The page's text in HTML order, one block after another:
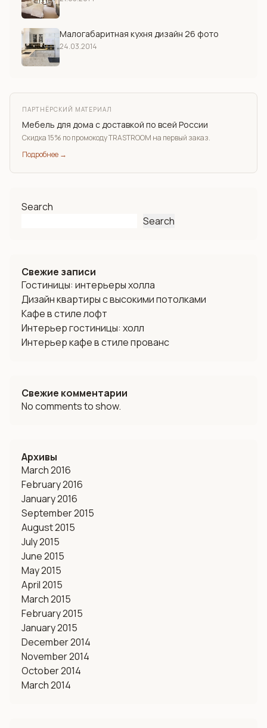
Малогабаритная кухня дизайн 26 фото
24.03.2014
ПАРТНЁРСКИЙ МАТЕРИАЛ
Мебель для дома с доставкой по всей России
Скидка 15% по промокоду TRASTROOM на первый заказ.
Подробнее →
Search
Search
Свежие записи
Гостиницы: интерьеры холла
Дизайн квартиры с высокими потолками
Кафе в стиле лофт
Интерьер гостиницы: холл
Интерьер кафе в стиле прованс
Свежие комментарии
No comments to show.
Архивы
March 2016
February 2016
January 2016
September 2015
August 2015
July 2015
June 2015
May 2015
April 2015
March 2015
February 2015
January 2015
December 2014
November 2014
October 2014
March 2014